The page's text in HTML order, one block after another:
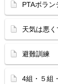
PTAボラ
天気は悪く
避難訓練
4組・５組